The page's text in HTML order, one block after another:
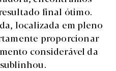
final ótimo.
localizada em pleno
proporcionar
considerável da